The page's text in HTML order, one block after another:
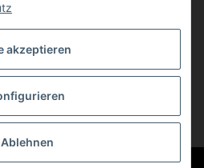
widerrufen
zzgl.Versand
akzeptieren
Ablehnen